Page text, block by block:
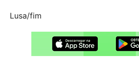
Lusa/fim